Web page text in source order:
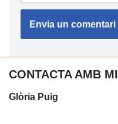
CONTACTA AMB MI
Glòria Puig